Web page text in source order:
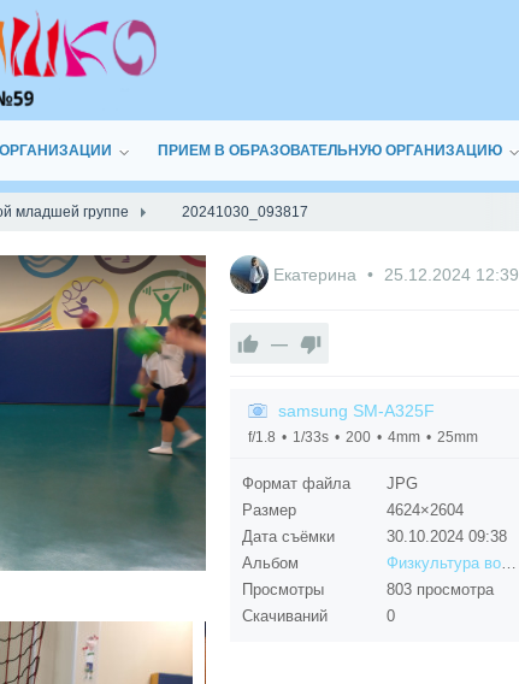
ПРИЕМ В ОБРАЗОВАТЕЛЬНУЮ ОРГАНИЗАЦИЮ
младшей группе 20241030_093817
Екатерина 25.12.2024 12:39
—
samsung SM-A325F
f/1.8 1/33s 200 4mm 25mm
Формат файла
JPG
Размер
4624×2604
Дата съёмки
30.10.2024 09:38
Альбом
Физкультура во второй младшей группе
Просмотры
803 просмотра
Скачиваний
0